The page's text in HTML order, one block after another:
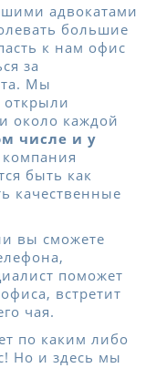
адвокатами
большие
к нам офис
за
Мы
около каждой
числе и у
быть как
качественные
вы сможете
поможет
встретит
чая.
по каким либо
Но и здесь мы